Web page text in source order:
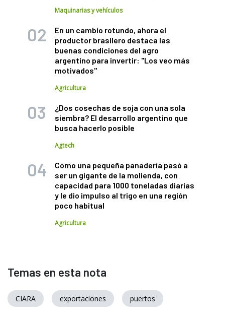
Maquinarias y vehículos
En un cambio rotundo, ahora el
productor brasilero destaca las
buenas condiciones del agro
argentino para invertir: "Los veo más
motivados"
Agricultura
¿Dos cosechas de soja con una sola
siembra? El desarrollo argentino que
busca hacerlo posible
Agtech
Cómo una pequeña panadería pasó a
ser un gigante de la molienda, con
capacidad para 1000 toneladas diarias
y le dio impulso al trigo en una región
poco habitual
Agricultura
Temas en esta nota
CIARA exportaciones puertos